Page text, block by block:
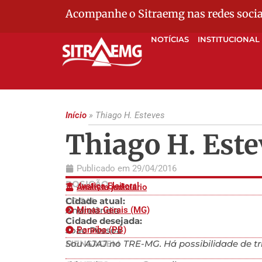
Acompanhe o Sitraemg nas redes
NOTÍCIAS INSTITUCIONAL
Início » Thiago H. Esteves
Thiago H.
Publicado em 29/04/2016
POSIÇÃO
Justiça Eleitoral
Analista judiciário
LOCAL
Cidade atual:
Andrelândia
Minas Gerais (MG)
Cidade desejada:
João Pessoa
Paraíba (PB)
MENSAGEM
Sou AJAJ no TRE-MG. Há possibilidade de